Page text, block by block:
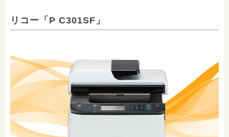
リコー「P C301SF」